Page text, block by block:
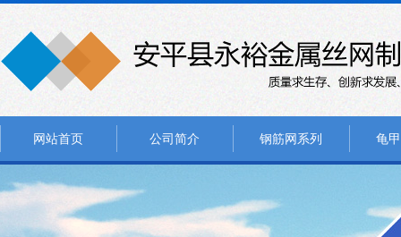
网站首页 公司简介 钢筋网系列 龟